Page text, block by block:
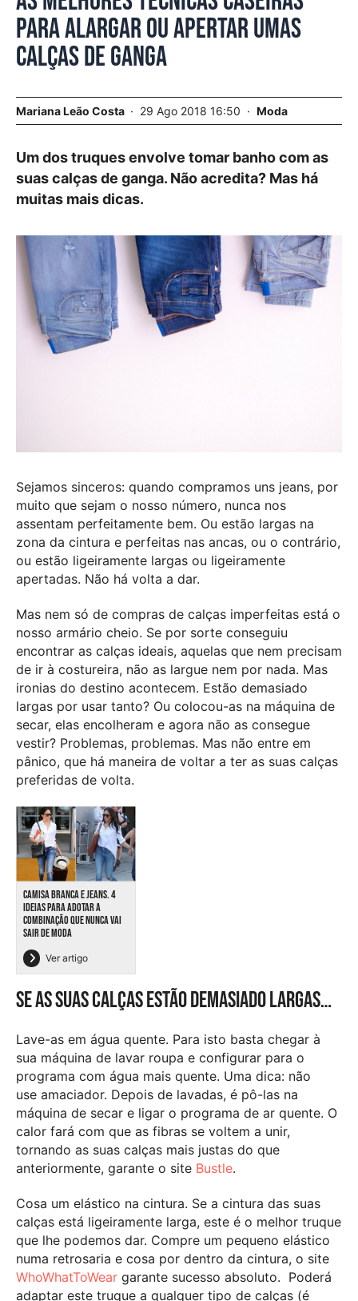
para alargar ou apertar umas
calças de ganga
Mariana Leão Costa 29 Ago 2018 16:50 Moda
Um dos truques envolve tomar banho com as
suas calças de ganga. Não acredita? Mas há
muitas mais dicas.
Sejamos sinceros: quando compramos uns jeans, por
muito que sejam o nosso número, nunca nos
assentam perfeitamente bem. Ou estão largas na
zona da cintura e perfeitas nas ancas, ou o contrário,
ou estão ligeiramente largas ou ligeiramente
apertadas. Não há volta a dar.
Mas nem só de compras de calças imperfeitas está o
nosso armário cheio. Se por sorte conseguiu
encontrar as calças ideais, aquelas que nem precisam
de ir à costureira, não as largue nem por nada. Mas
ironias do destino acontecem. Estão demasiado
largas por usar tanto? Ou colocou-as na máquina de
secar, elas encolheram e agora não as consegue
vestir? Problemas, problemas. Mas não entre em
pânico, que há maneira de voltar a ter as suas calças
preferidas de volta.
CAMISA BRANCA E JEANS. 4
IDEIAS PARA ADOTAR A
COMBINAÇÃO QUE NUNCA VAI
SAIR DE MODA
Ver artigo
Se as suas calças estão demasiado largas…
Lave-as em água quente. Para isto basta chegar à
sua máquina de lavar roupa e configurar para o
programa com água mais quente. Uma dica: não
use amaciador. Depois de lavadas, é pô-las na
máquina de secar e ligar o programa de ar quente. O
calor fará com que as fibras se voltem a unir,
tornando as suas calças mais justas do que
anteriormente, garante o site Bustle.
Cosa um elástico na cintura. Se a cintura das suas
calças está ligeiramente larga, este é o melhor truque
que lhe podemos dar. Compre um pequeno elástico
numa retrosaria e cosa por dentro da cintura, o site
WhoWhatToWear garante sucesso absoluto. Poderá
adaptar este truque a qualquer tipo de calças (é